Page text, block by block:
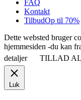
FAQ
Kontakt
TilbudOp til 70%
Dette websted bruger
hjemmesiden -du kan
detaljer
TILLAD
Luk